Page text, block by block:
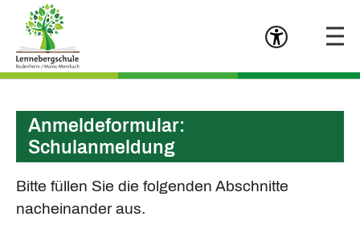
Zum Hauptinhalt springen
Menü
Anmeldeformular:
Schulanmeldung
Bitte füllen Sie die folgenden Abschnitte
nacheinander aus.